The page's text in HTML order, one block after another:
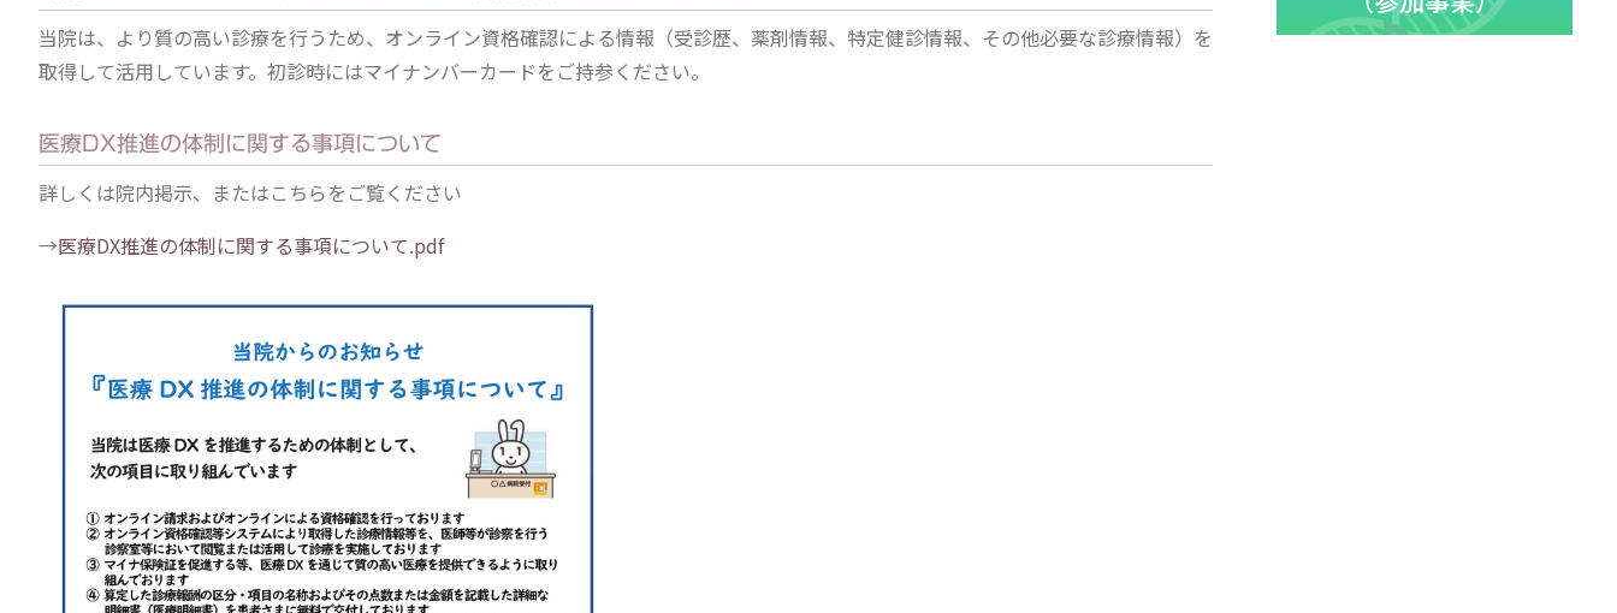
当院は、より質の高い診療を行うため、オンライン資格確認による情報（受診歴、薬剤情報、特定健診情報、その他必要な診療情報）を
取得して活用しています。初診時にはマイナンバーカードをご持参ください。
医療DX推進の体制に関する事項について
詳しくは院内掲示、またはこちらをご覧ください
→医療DX推進の体制に関する事項について.pdf